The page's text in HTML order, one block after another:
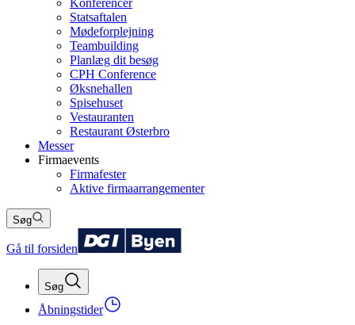
Konferencer
Statsaftalen
Mødeforplejning
Teambuilding
Planlæg dit besøg
CPH Conference
Øksnehallen
Spisehuset
Vestauranten
Restaurant Østerbro
Messer
Firmaevents
Firmafester
Aktive firmaarrangementer
Søg
Gå til forsiden
Søg
Åbningstider